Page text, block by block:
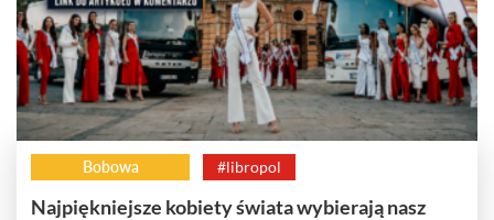
Bobowa #libropol
Najpiękniejsze kobiety świata wybierają nasz